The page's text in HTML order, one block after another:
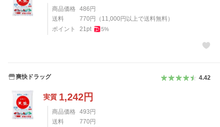
商品価格 486 円
送料
770 円 （ 11,000 円以上で送料無料）
ポイント
21pt 5%
爽快ドラッグ 4.42
実質 1,242円
商品価格 493 円
送料
770 円